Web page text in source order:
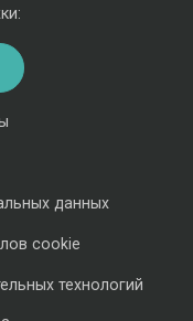
данных
cookie
технологий